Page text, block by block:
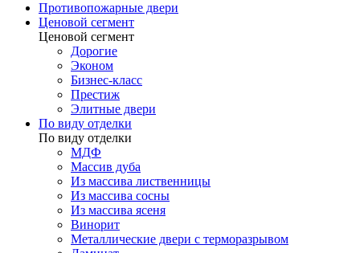
Противопожарные двери
Ценовой сегмент
Ценовой сегмент
Дорогие
Эконом
Бизнес-класс
Престиж
Элитные двери
По виду отделки
По виду отделки
МДФ
Массив дуба
Из массива лиственницы
Из массива сосны
Из массива ясеня
Винорит
Металлические двери с терморазрывом